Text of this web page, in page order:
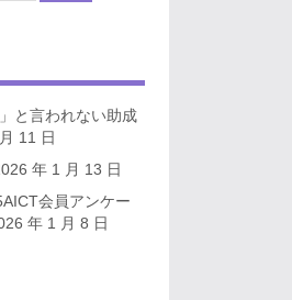
と言われない助成
11 日
年 1 月 13 日
会員アンケー
年 1 月 8 日